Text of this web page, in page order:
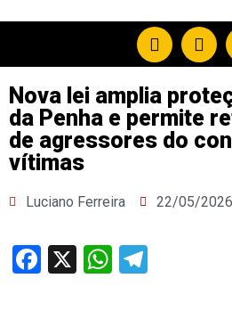
Nova lei amplia
da Penha e permite
de agressores do
vítimas
Luciano Ferreira 22/05/2026
Facebook
X WhatsApp